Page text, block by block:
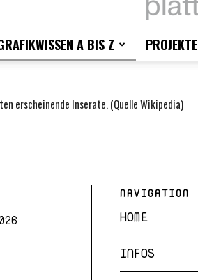
A BIS Z PROJEKTE
erscheinende Inserate. (Quelle Wikipedia)
NAVIGATION
HOME
INFOS